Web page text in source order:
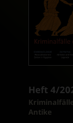
Heft 4/
:
Antike